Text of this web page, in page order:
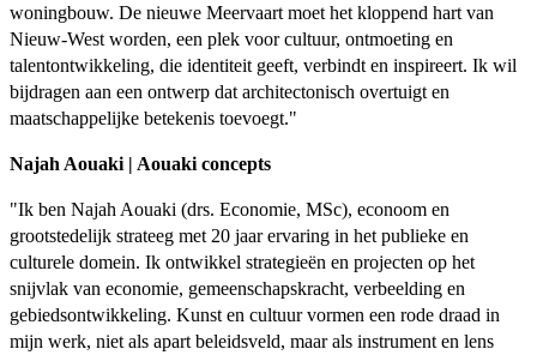
woningbouw. De nieuwe Meervaart moet het kloppend hart van
Nieuw-West worden, een plek voor cultuur, ontmoeting en
talentontwikkeling, die identiteit geeft, verbindt en inspireert. Ik wil
bijdragen aan een ontwerp dat architectonisch overtuigt en
maatschappelijke betekenis toevoegt."
Najah Aouaki | Aouaki concepts
"Ik ben Najah Aouaki (drs. Economie, MSc), econoom en
grootstedelijk strateeg met 20 jaar ervaring in het publieke en
culturele domein. Ik ontwikkel strategieën en projecten op het
snijvlak van economie, gemeenschapskracht, verbeelding en
gebiedsontwikkeling. Kunst en cultuur vormen een rode draad in
mijn werk, niet als apart beleidsveld, maar als instrument en lens